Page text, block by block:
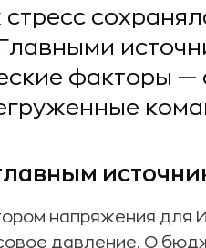
факторы —
напряжения для
давление. О